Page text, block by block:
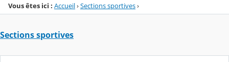
Vous êtes ici : Accueil›Sections sportives›
Sections sportives